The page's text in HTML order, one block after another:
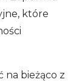
które
na bieżąco z